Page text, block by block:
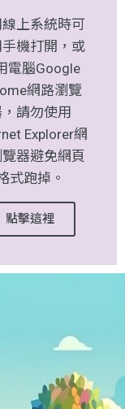
上系統時可
機打開，或
電腦Google
網路瀏覽
請勿使用
Explorer網
覽器避免網頁
式跑掉。
點擊這裡
飼」回